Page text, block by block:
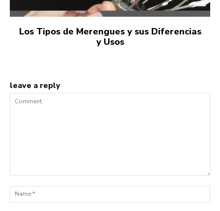
Los Tipos de Merengues y sus Diferencias
y Usos
leave a reply